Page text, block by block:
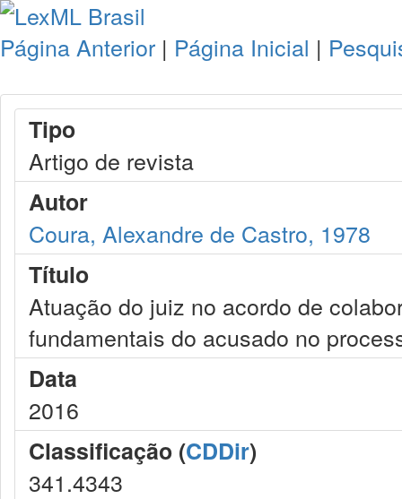
Página Anterior | Página Inicial |
Tipo
Artigo de revista
Autor
Coura, Alexandre de Castro, 1978
Título
Atuação do juiz no acordo de
fundamentais do acusado no
Data
2016
Classificação (CDDir)
341.4343